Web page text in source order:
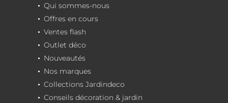
Qui sommes-nous
Offres en cours
Ventes flash
Outlet déco
Nouveautés
Nos marques
Collections Jardindeco
Conseils décoration & jardin